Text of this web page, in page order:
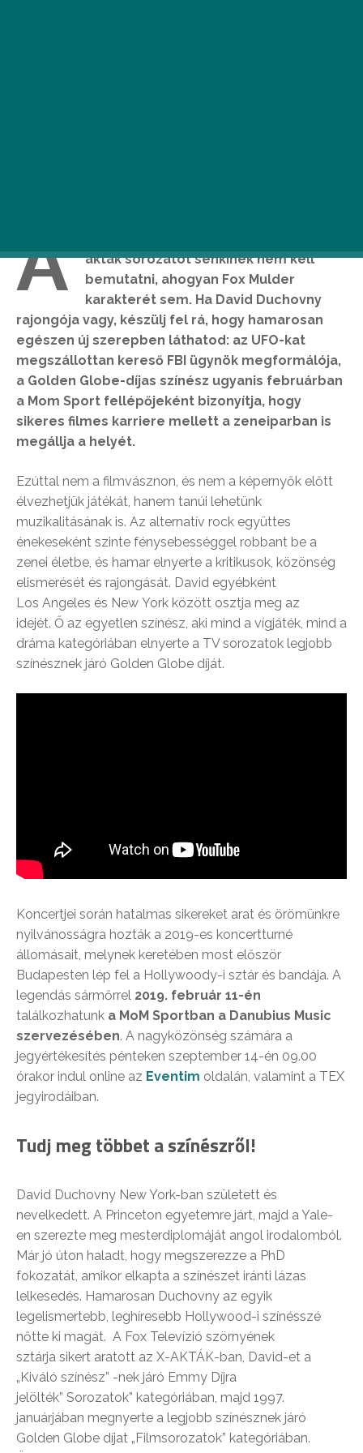
A
akták sorozatot senkinek nem kell
bemutatni, ahogyan Fox Mulder
karakterét sem. Ha David Duchovny
rajongója vagy, készülj fel rá, hogy hamarosan
egészen új szerepben láthatod: az UFO-kat
megszállottan kereső FBI ügynök megformálója,
a Golden Globe-díjas színész ugyanis februárban
a Mom Sport fellépőjeként bizonyítja, hogy
sikeres filmes karriere mellett a zeneiparban is
megállja a helyét.
Ezúttal nem a filmvásznon, és nem a képernyők előtt
élvezhetjük játékát, hanem tanúi lehetünk
muzikalitásának is. Az alternatív rock együttes
énekeseként szinte fénysebességgel robbant be a
zenei életbe, és hamar elnyerte a kritikusok, közönség
elismerését és rajongását. David egyébként
Los Angeles és New York között osztja meg az
idejét. Ő az egyetlen színész, aki mind a vígjáték, mind a
dráma kategóriában elnyerte a TV sorozatok legjobb
színésznek járó Golden Globe díját.
Koncertjei során hatalmas sikereket arat és örömünkre
nyilvánosságra hozták a 2019-es koncertturné
állomásait, melynek keretében most először
Budapesten lép fel a Hollywoody-i sztár és bandája. A
legendás sármőrrel 2019. február 11-én
találkozhatunk a MoM Sportban a Danubius Music
szervezésében. A nagyközönség számára a
jegyértékesítés pénteken szeptember 14-én 09.00
órakor indul online az Eventim oldalán, valamint a TEX
jegyirodáiban.
Tudj meg többet a színészről!
David Duchovny New York-ban született és
nevelkedett. A Princeton egyetemre járt, majd a Yale-
en szerezte meg mesterdiplomáját angol irodalomból.
Már jó úton haladt, hogy megszerezze a PhD
fokozatát, amikor elkapta a színészet iránti lázas
lelkesedés. Hamarosan Duchovny az egyik
legelismertebb, leghíresebb Hollywood-i színésszé
nőtte ki magát. A Fox Televízió szörnyének
sztárja sikert aratott az X-AKTÁK-ban, David-et a
„Kiváló színész” -nek járó Emmy Díjra
jelölték” Sorozatok” kategóriában, majd 1997.
januárjában megnyerte a legjobb színésznek járó
Golden Globe díjat „Filmsorozatok” kategóriában.